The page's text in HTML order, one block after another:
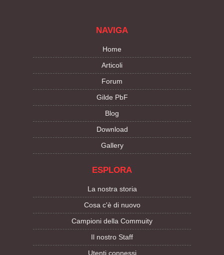
NAVIGA
Home
Articoli
Forum
Gilde PbF
Blog
Download
Gallery
ESPLORA
La nostra storia
Cosa c'è di nuovo
Campioni della Commuity
Il nostro Staff
Utenti connessi